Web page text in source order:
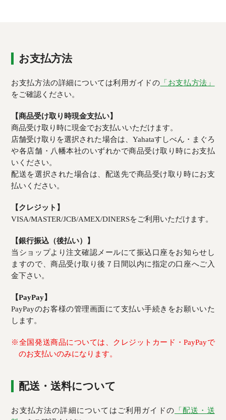
お支払方法
お支払方法の詳細については利用ガイドの 「お支払方法」
をご確認ください。
【商品受け取り時現金支払い】
商品受け取り時に現金でお支払いいただけます。
店舗受け取りを選択された場合は、Yahataすしべん・まぐろ
や各店舗・八幡本社のいずれかで商品受け取り時にお支払
いください。
配送を選択された場合は、配送先で商品受け取り時にお支
払いください。
【クレジット】
VISA/MASTER/JCB/AMEX/DINERSをご利用いただけます。
【銀行振込（後払い）】
当ショップより注文確認メールにて振込口座をお知らせし
ますので、商品受け取り後７日間以内に指定の口座へご入
金下さい。
【PayPay】
PayPayのお客様の管理画面にて支払い手続きをお願いいた
します。
※全国発送商品については、クレジットカード・PayPayで
のお支払いのみになります。
配送・送料について
お支払方法の詳細についてはご利用ガイドの 「配送・送